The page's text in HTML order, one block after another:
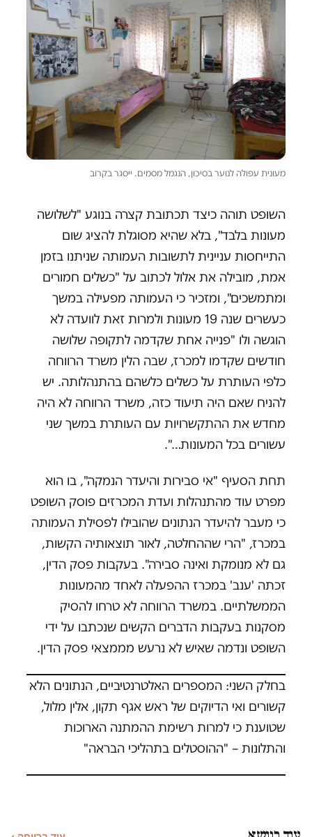
מעונית עפולה לנוער בסיכון, הנגמל מסמים. ייסגר בקרוב
השופט תוהה כיצד תכתובת קצרה בנוגע "לשלושה
מעונות בלבד", בלא שהיא מסוגלת להציג שום
התייחסות עניינית לתשובות העמותה שניתנו בזמן
אמת, מובילה את אלול לכתוב על "כשלים חמורים
ומתמשכים", ומזכיר כי העמותה מפעילה במשך
כעשרים שנה 19 מעונות ולמרות זאת לוועדה לא
הוגשה ולו "פנייה אחת שקדמה לתקופה שלושה
חודשים שקדמו למכרז, שבה הלין משרד הרווחה
כלפי העותרת על כשלים כלשהם בהתנהלותה. יש
להניח שאם היה תיעוד כזה, משרד הרווחה לא היה
מחדש את ההתקשרויות עם העותרת במשך שני
עשורים בכל המעונות…".
תחת הסעיף "אי סבירות והיעדר הנמקה", בו הוא
מפרט עוד מהתנהלות ועדת המכרזים פוסק השופט
כי מעבר להיעדר הנתונים שהובילו לפסילת העמותה
במכרז, "הרי שההחלטה, לאור תוצאותיה הקשות,
גם לא מנומקת ואינה סבירה". בעקבות פסק הדין,
זכתה 'ענב' במכרז ההפעלה לאחד מהמעונות
הממשלתיים. במשרד הרווחה לא טרחו להסיק
מסקנות בעקבות הדברים הקשים שנכתבו על ידי
השופט ונדמה שאיש לא נרעש מממצאי פסק הדין.
בחלק השני: המספרים האלטרנטיביים, הנתונים הלא
קשורים ואי הדיוקים של ראש אגף תקון, אלין מלול,
שטוענת כי למרות רשימת ההמתנה הארוכות
והתלונות – "ההוסטלים בתהליכי הבראה"